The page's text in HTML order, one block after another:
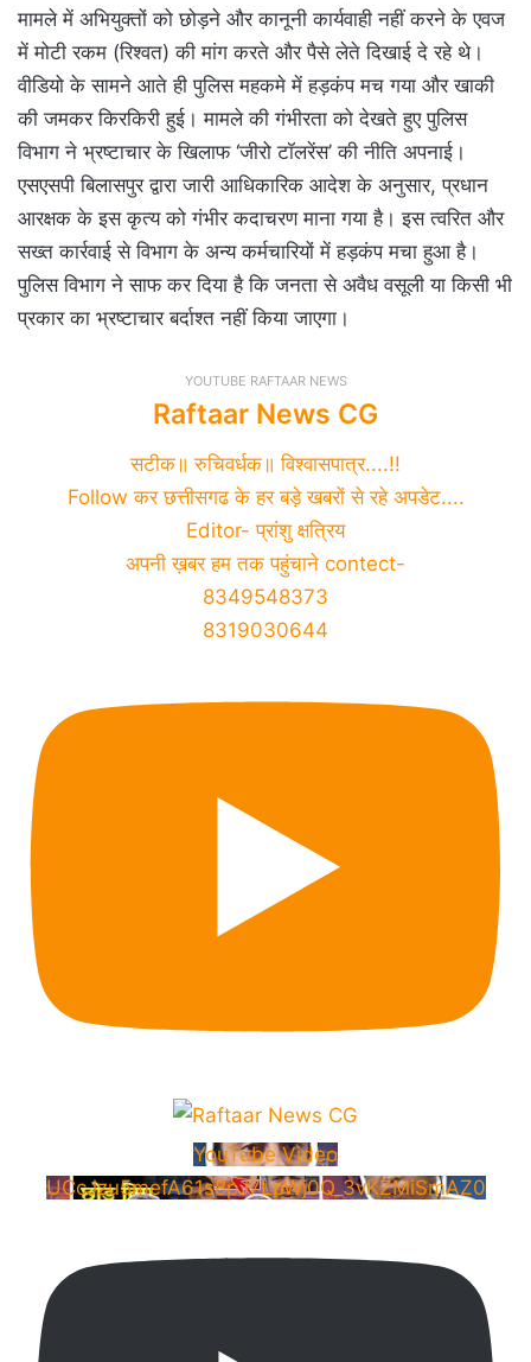
मामले में अभियुक्तों को छोड़ने और कानूनी कार्यवाही नहीं करने के एवज
में मोटी रकम (रिश्वत) की मांग करते और पैसे लेते दिखाई दे रहे थे।
वीडियो के सामने आते ही पुलिस महकमे में हड़कंप मच गया और खाकी
की जमकर किरकिरी हुई। मामले की गंभीरता को देखते हुए पुलिस
विभाग ने भ्रष्टाचार के खिलाफ ‘जीरो टॉलरेंस’ की नीति अपनाई।
एसएसपी बिलासपुर द्वारा जारी आधिकारिक आदेश के अनुसार, प्रधान
आरक्षक के इस कृत्य को गंभीर कदाचरण माना गया है। इस त्वरित और
सख्त कार्रवाई से विभाग के अन्य कर्मचारियों में हड़कंप मचा हुआ है।
पुलिस विभाग ने साफ कर दिया है कि जनता से अवैध वसूली या किसी भी
प्रकार का भ्रष्टाचार बर्दाश्त नहीं किया जाएगा।
YOUTUBE RAFTAAR NEWS
Raftaar News CG
सटीक॥ रुचिवर्धक॥ विश्वासपात्र....!!
Follow कर छत्तीसगढ के हर बड़े खबरों से रहे अपडेट....
Editor- प्रांशु क्षत्रिय
अपनी ख़बर हम तक पहुंचाने contect-
8349548373
8319030644
YouTube Video
UCcJzu5mefA61s8pJ7LpWj0Q_3vKZMiSmAZ0